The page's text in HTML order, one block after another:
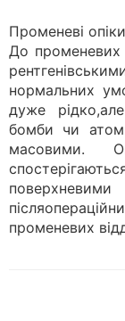
Променеві опіки
До променевих
нормальних
дуже
бомби чи
масовими.
променевих